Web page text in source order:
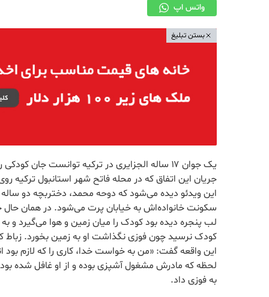
واتس اپ
بستن تبلیغ
یک جوان ۱۷ ساله الجزایری در ترکیه توانست جان کودکی را که از طبقه دوم ساختمان پرت شده بود نجات دهد.
جریان این اتفاق که در محله فاتح شهر استانبول
این ویدئو دیده می‌شود که دوحه محمد، دختربچه دو
لب پنجره دیده بود کودک را میان زمین و هوا می‌گیرد و
کودک نرسید چون فوزی نگذاشت او به زمین بخورد. زباط
این واقعه گفت: «من به خواست خدا، کاری را که لازم
به فوزی داد.